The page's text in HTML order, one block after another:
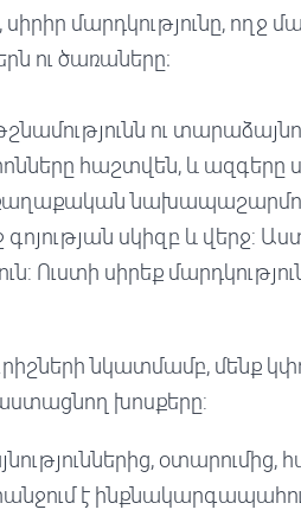
մարդկությունը, ողջ
ու ծառաները։
ու
հաշտվեն, և ազգերը
սկիզբ և վերջ:
Ուստի սիրեք
նկատմամբ, մենք
խոսքերը:
օտարումից,
է